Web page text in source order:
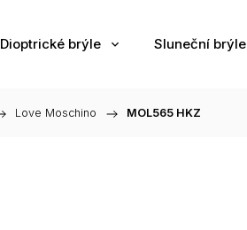
Dioptrické brýle Sluneční brýle
Love Moschino / MOL565 HKZ